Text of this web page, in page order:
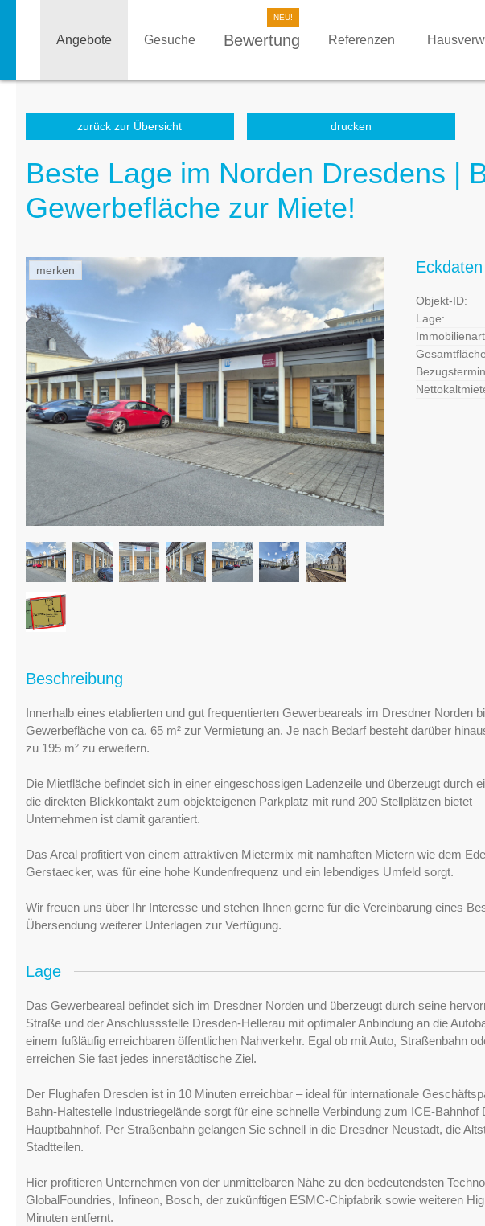
Angebote Gesuche Bewertung Referenzen
zurück zur Übersicht drucken
Beste Lage im Norden Dresdens |
Gewerbefläche zur Miete!
merken Eckdaten
Objekt-ID:
Lage:
Beschreibung
Innerhalb eines etablierten und gut frequentierten Gewerbeareals im Dresdner Norden
Gewerbefläche von ca. 65 m² zur Vermietung an. Je nach Bedarf besteht darüber
zu 195 m² zu erweitern.
Die Mietfläche befindet sich in einer eingeschossigen Ladenzeile und überzeugt durch
die direkten Blickkontakt zum objekteigenen Parkplatz mit rund 200 Stellplätzen bietet
Unternehmen ist damit garantiert.
Das Areal profitiert von einem attraktiven Mietermix mit namhaften Mietern wie dem
Gerstaecker, was für eine hohe Kundenfrequenz und ein lebendiges Umfeld sorgt.
Wir freuen uns über Ihr Interesse und stehen Ihnen gerne für die Vereinbarung eines
Übersendung weiterer Unterlagen zur Verfügung.
Lage
Das Gewerbeareal befindet sich im Dresdner Norden und überzeugt durch seine
Straße und der Anschlussstelle Dresden-Hellerau mit optimaler Anbindung an die
einem fußläufig erreichbaren öffentlichen Nahverkehr. Egal ob mit Auto, Straßenbahn
erreichen Sie fast jedes innerstädtische Ziel.
Der Flughafen Dresden ist in 10 Minuten erreichbar – ideal für internationale
Bahn-Haltestelle Industriegelände sorgt für eine schnelle Verbindung zum ICE-
Hauptbahnhof. Per Straßenbahn gelangen Sie schnell in die Dresdner Neustadt, die
Stadtteilen.
Hier profitieren Unternehmen von der unmittelbaren Nähe zu den bedeutendsten
GlobalFoundries, Infineon, Bosch, der zukünftigen ESMC-Chipfabrik sowie weiteren
Minuten entfernt.